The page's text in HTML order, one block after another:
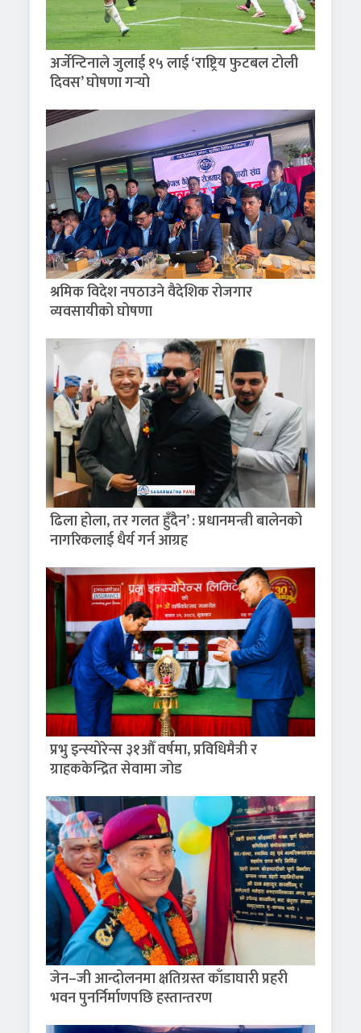
अर्जेन्टिनाले जुलाई १५ लाई ‘राष्ट्रिय फुटबल टोली
दिवस’ घोषणा गर्‍यो
श्रमिक विदेश नपठाउने वैदेशिक रोजगार
व्यवसायीको घोषणा
ढिला होला, तर गलत हुँदैन’ : प्रधानमन्त्री बालेनको
नागरिकलाई धैर्य गर्न आग्रह
प्रभु इन्स्योरेन्स ३१औँ वर्षमा, प्रविधिमैत्री र
ग्राहककेन्द्रित सेवामा जोड
जेन–जी आन्दोलनमा क्षतिग्रस्त काँडाघारी प्रहरी
भवन पुनर्निर्माणपछि हस्तान्तरण